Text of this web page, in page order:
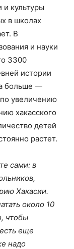
культуры
в школах
В
и науки
3300
истории
больше —
увеличению
хакасского
детей
растет.
сами: в
Хакасии.
около 10
чтобы
еще
надо